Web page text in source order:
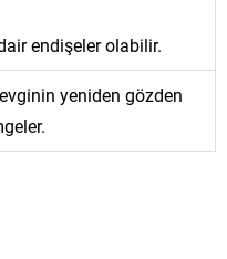
endişeler olabilir.
yeniden gözden